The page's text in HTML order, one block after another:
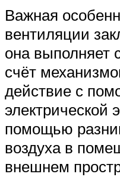
Важная
вентиляции
она выполняет
счёт
действие с
электрической
помощью
воздуха в
внешнем